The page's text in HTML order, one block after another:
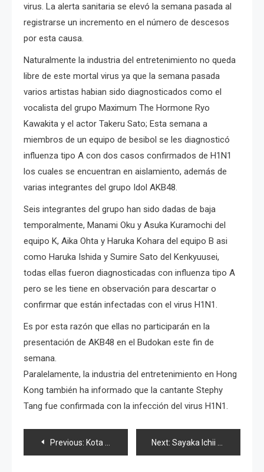
virus. La alerta sanitaria se elevó la semana pasada al
registrarse un incremento en el número de descesos
por esta causa.
Naturalmente la industria del entretenimiento no queda
libre de este mortal virus ya que la semana pasada
varios artistas habian sido diagnosticados como el
vocalista del grupo Maximum The Hormone Ryo
Kawakita y el actor Takeru Sato; Esta semana a
miembros de un equipo de besibol se les diagnosticó
influenza tipo A con dos casos confirmados de H1N1
los cuales se encuentran en aislamiento, además de
varias integrantes del grupo Idol AKB48.
Seis integrantes del grupo han sido dadas de baja
temporalmente, Manami Oku y Asuka Kuramochi del
equipo K, Aika Ohta y Haruka Kohara del equipo B asi
como Haruka Ishida y Sumire Sato del Kenkyuusei,
todas ellas fueron diagnosticadas con influenza tipo A
pero se les tiene en observación para descartar o
confirmar que están infectadas con el virus H1N1.
Es por esta razón que ellas no participarán en la
presentación de AKB48 en el Budokan este fin de
semana.
Paralelamente, la industria del entretenimiento en Hong
Kong también ha informado que la cantante Stephy
Tang fue confirmada con la infección del virus H1N1.
Navegación
Previous: Kota Yabu en el musical de «She Loves Me» Next: Sayaka Ichii regresa a escena